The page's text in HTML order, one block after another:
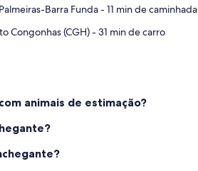
Barra Funda - 11 min de caminhada
Congonhas (CGH) - 31 min de carro
animais de estimação?